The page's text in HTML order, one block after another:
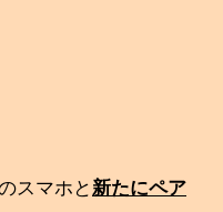
スマホと新たにペア